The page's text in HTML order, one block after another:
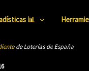
📊
de Loterías de España